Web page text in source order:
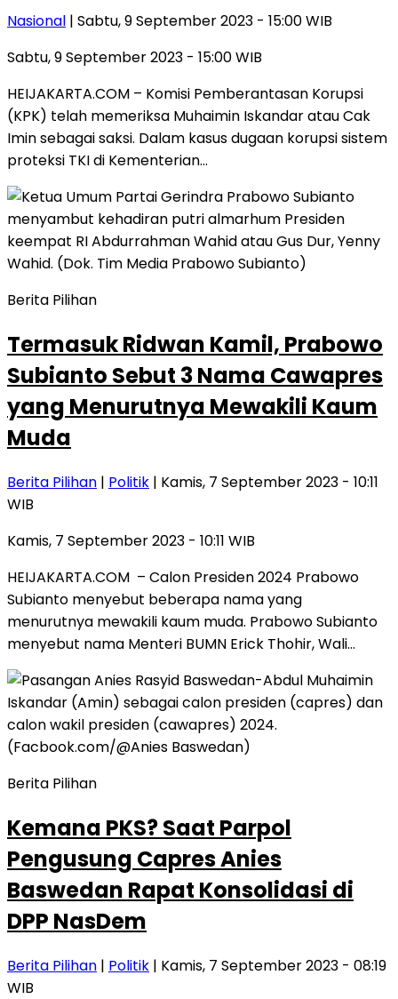
Nasional | Sabtu, 9 September 2023 - 15:00 WIB
Sabtu, 9 September 2023 - 15:00 WIB
HEIJAKARTA.COM – Komisi Pemberantasan Korupsi
(KPK) telah memeriksa Muhaimin Iskandar atau Cak
Imin sebagai saksi. Dalam kasus dugaan korupsi sistem
proteksi TKI di Kementerian…
Berita Pilihan
Termasuk Ridwan Kamil, Prabowo
Subianto Sebut 3 Nama Cawapres
yang Menurutnya Mewakili Kaum
Muda
Berita Pilihan | Politik | Kamis, 7 September 2023 - 10:11
WIB
Kamis, 7 September 2023 - 10:11 WIB
HEIJAKARTA.COM – Calon Presiden 2024 Prabowo
Subianto menyebut beberapa nama yang
menurutnya mewakili kaum muda. Prabowo Subianto
menyebut nama Menteri BUMN Erick Thohir, Wali…
Berita Pilihan
Kemana PKS? Saat Parpol
Pengusung Capres Anies
Baswedan Rapat Konsolidasi di
DPP NasDem
Berita Pilihan | Politik | Kamis, 7 September 2023 - 08:19
WIB